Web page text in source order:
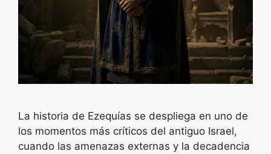
La historia de Ezequías se despliega en uno de
los momentos más críticos del antiguo Israel,
cuando las amenazas externas y la decadencia